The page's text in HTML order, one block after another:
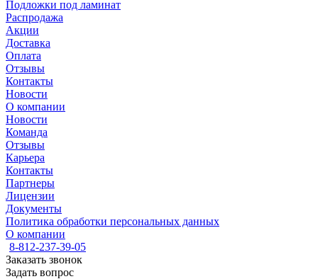
Подложки под ламинат
Распродажа
Акции
Доставка
Оплата
Отзывы
Контакты
Новости
О компании
Новости
Команда
Отзывы
Карьера
Контакты
Партнеры
Лицензии
Документы
Политика обработки персональных данных
О компании
8-812-237-39-05
Заказать звонок
Задать вопрос